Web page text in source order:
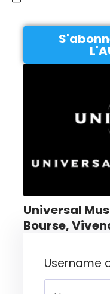
Universal
Bourse,
Username